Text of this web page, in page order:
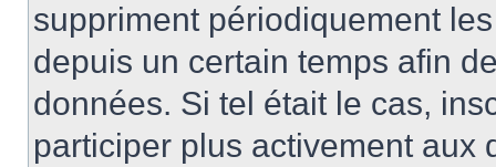
suppriment périodiquement
depuis un certain temps afin
données. Si tel était le cas,
participer plus activement aux